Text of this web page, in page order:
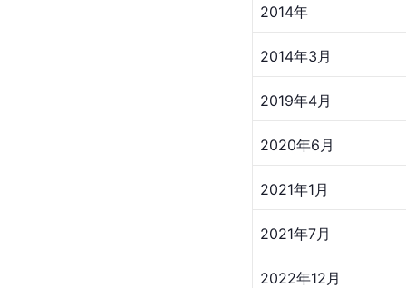
2014年
2014年3月
2019年4月
2020年6月
2021年1月
2021年7月
2022年12月